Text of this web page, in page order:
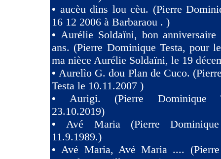
• aucèu dins lou cèu. (Pierre
16 12 2006 à Barbaraou . )
• Aurélie Soldaïni, bon
ans. (Pierre Dominique Testa, pour
ma nièce Aurélie Soldaïni, le 19
•Aurelìo G. dou Plan de Cuco.
Testa le 10.11.2007 )
•Aurìgi. (Pierre Dominique
23.10.2019)
•Avé Maria (Pierre
11.9.1989.)
•Avé Maria, Avé Maria ....